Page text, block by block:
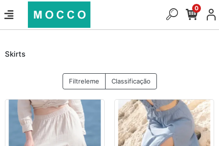
0
Skirts
Filtreleme Classificação